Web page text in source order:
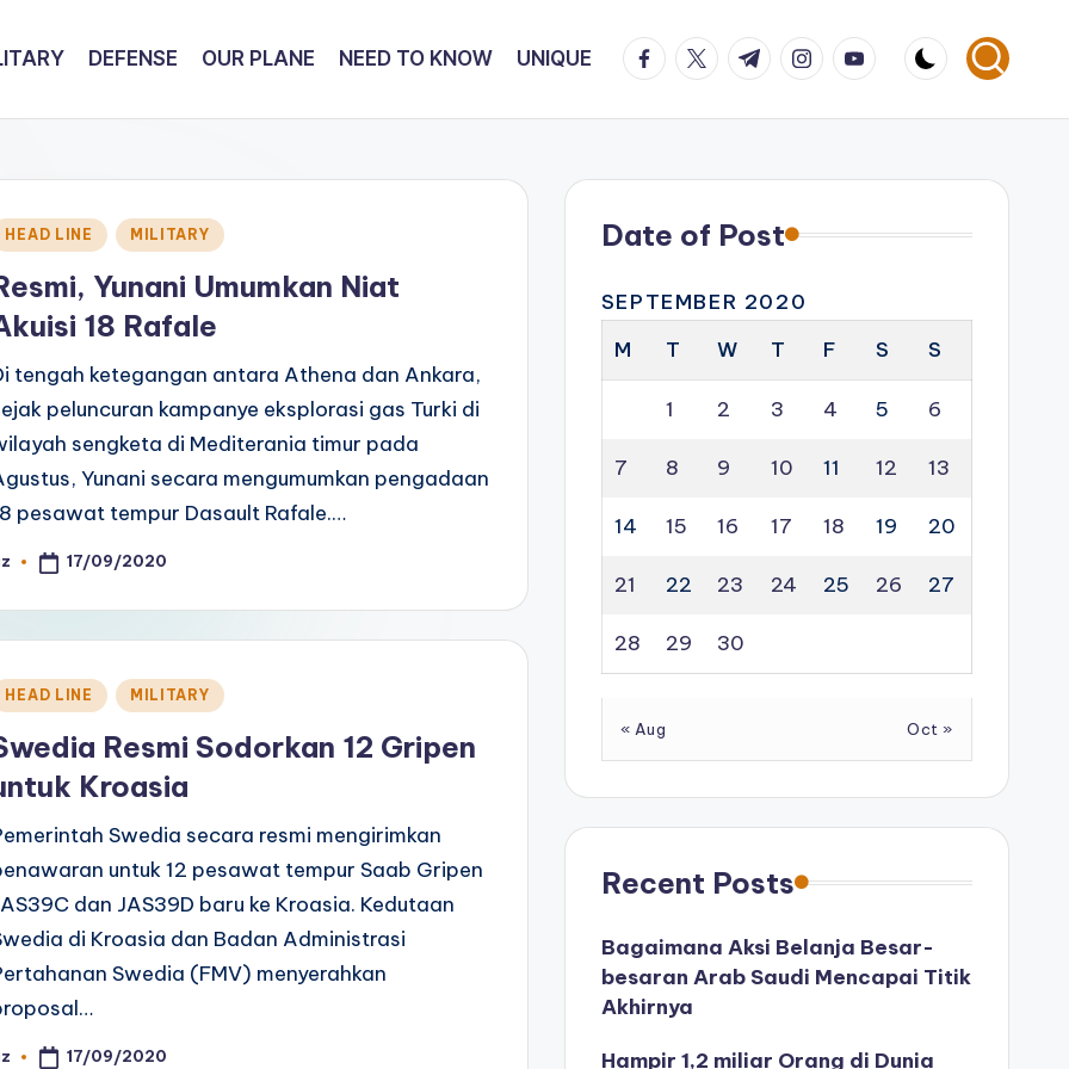
DEFENSE OUR PLANE NEED TO KNOW UNIQUE facebook.com
twitter.com
t.me instagram.com
youtube.com
HEAD LINE MILITARY
Yunani Umumkan Niat
18 Rafale
tengah ketegangan antara Athena dan Ankara,
peluncuran kampanye eksplorasi gas Turki di
sengketa di Mediterania timur pada
Yunani secara mengumumkan pengadaan
pesawat tempur Dasault Rafale.…
17/09/2020
HEAD LINE MILITARY
Resmi Sodorkan 12 Gripen
Kroasia
Swedia secara resmi mengirimkan
untuk 12 pesawat tempur Saab Gripen
dan JAS39D baru ke Kroasia. Kedutaan
di Kroasia dan Badan Administrasi
Swedia (FMV) menyerahkan
17/09/2020
Date of Post
SEPTEMBER 2020
M
T W T F S S
1 2 3 4 5 6
7 8 9 10 11 12 13
14 15 16 17 18 19 20
21 22 23 24 25 26 27
28 29 30
« Aug Oct »
Recent Posts
Bagaimana Aksi Belanja Besar-
besaran Arab Saudi Mencapai Titik
Akhirnya
Hampir 1,2 miliar Orang di Dunia